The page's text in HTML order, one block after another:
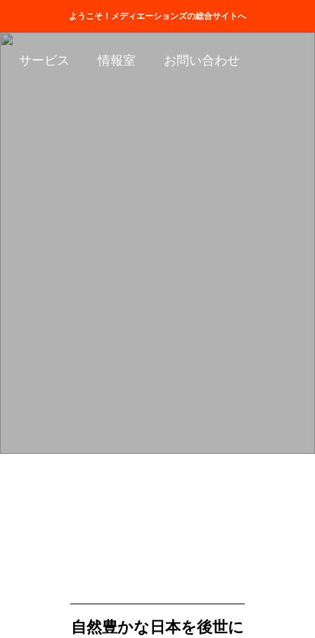
ようこそ！メディエーションズの総合サイトへ
サービス 情報室 お問い合わせ
自然豊かな日本を後世に